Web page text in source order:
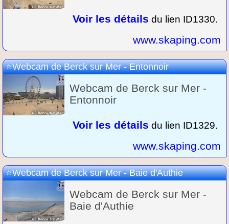
Voir les détails du lien ID1330.
www.skaping.com
Webcam de Berck sur Mer - Entonnoir
Webcam de Berck sur Mer -
Entonnoir
Voir les détails du lien ID1329.
www.skaping.com
Webcam de Berck sur Mer - Baie d'Authie
Webcam de Berck sur Mer -
Baie d'Authie